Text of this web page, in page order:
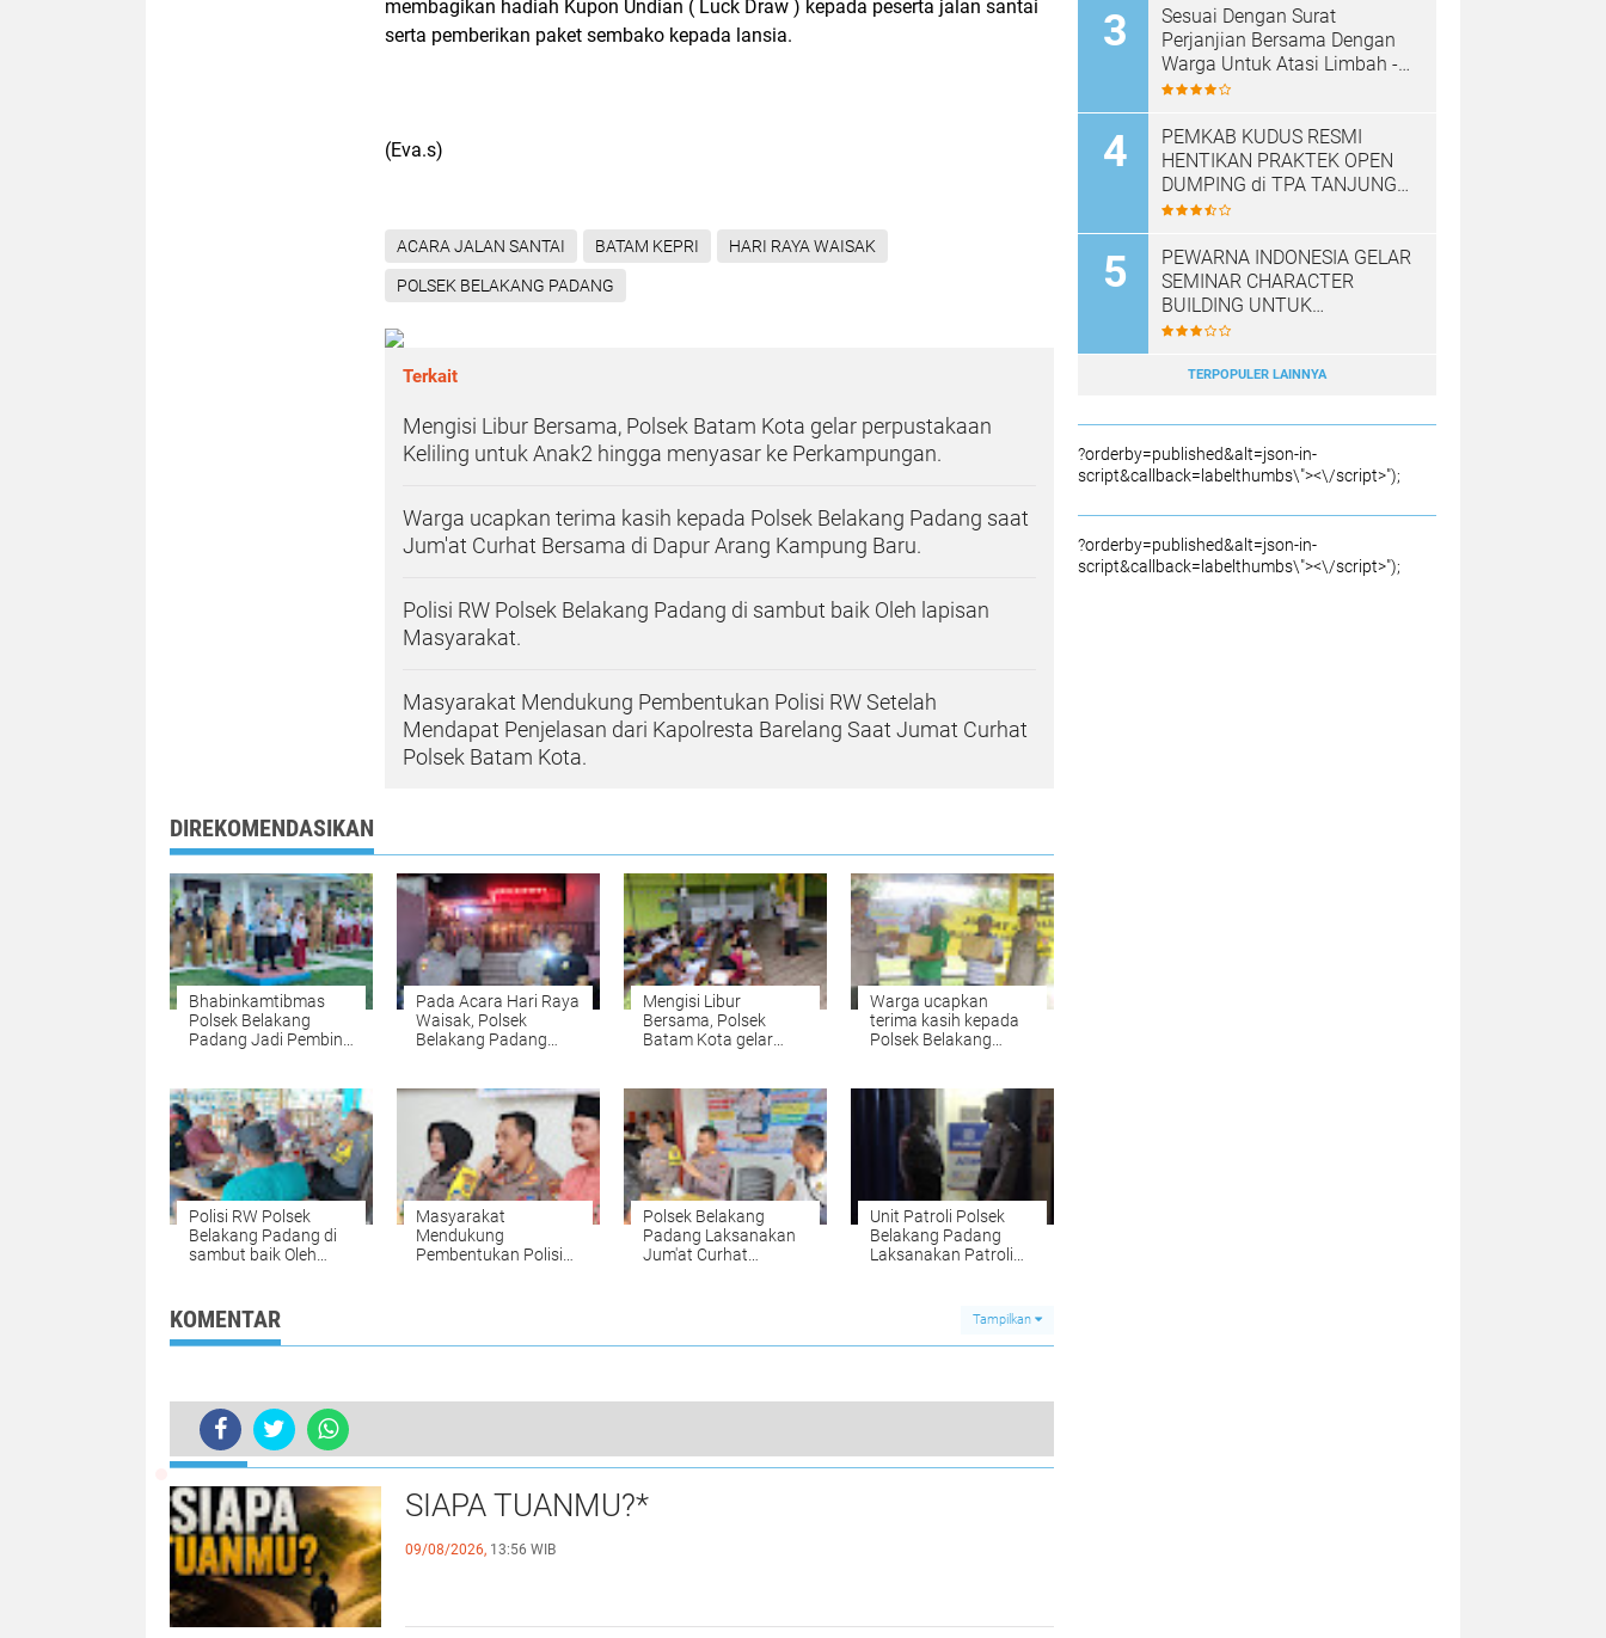
membagikan hadiah Kupon Undian ( Luck Draw ) kepada peserta jalan santai
serta pemberikan paket sembako kepada lansia.
(Eva.s)
ACARA JALAN SANTAI BATAM KEPRI HARI RAYA WAISAK
POLSEK BELAKANG PADANG
Terkait
Mengisi Libur Bersama, Polsek Batam Kota gelar perpustakaan
Keliling untuk Anak2 hingga menyasar ke Perkampungan.
Warga ucapkan terima kasih kepada Polsek Belakang Padang saat
Jum'at Curhat Bersama di Dapur Arang Kampung Baru.
Polisi RW Polsek Belakang Padang di sambut baik Oleh lapisan
Masyarakat.
Masyarakat Mendukung Pembentukan Polisi RW Setelah
Mendapat Penjelasan dari Kapolresta Barelang Saat Jumat Curhat
Polsek Batam Kota.
DIREKOMENDASIKAN
Bhabinkamtibmas
Polsek Belakang
Padang Jadi Pembina
Pada Acara Hari Raya
Waisak, Polsek
Belakang Padang
Dharma Bhakti
Belakang Padang.
Mengisi Libur
Bersama, Polsek
Batam Kota gelar
menyasar ke
Perkampungan.
Warga ucapkan
terima kasih kepada
Polsek Belakang
Dapur Arang
Kampung Baru.
Polisi RW Polsek
Belakang Padang di
sambut baik Oleh
Masyarakat
Mendukung
Pembentukan Polisi
Polsek Batam Kota.
Polsek Belakang
Padang Laksanakan
Jum'at Curhat
Unit Patroli Polsek
Belakang Padang
Laksanakan Patroli
Ada Di Kec.Belakang
KOMENTAR Tampilkan
Polsek Belakang Padang Pengamanan Jalan Santai Yang Dilaksanakan Oleh Vihara Dharma Bhakti Dalam Rangka Hari Waisak 2567 TB/2023.
TERKINI
SIAPA TUANMU?*
09/08/2026, 13:56 WIB
Sesuai Dengan Surat
Perjanjian Bersama Dengan
Warga Untuk Atasi Limbah -
Pabrik Aci Giat Perbaiki Kobak
PEMKAB KUDUS RESMI
HENTIKAN PRAKTEK OPEN
DUMPING di TPA TANJUNG
REJO, KEC.JEKULO
SISTEM PENGELOLAAN
SAMPAH BARU
PEWARNA INDONESIA GELAR
SEMINAR CHARACTER
BUILDING UNTUK
MEMBANGUN JURNALIS
DAN BERDAMPAK*
TERPOPULER LAINNYA
?orderby=published&alt=json-in-
script&callback=labelthumbs\"><\/script>");
?orderby=published&alt=json-in-
script&callback=labelthumbs\"><\/script>");